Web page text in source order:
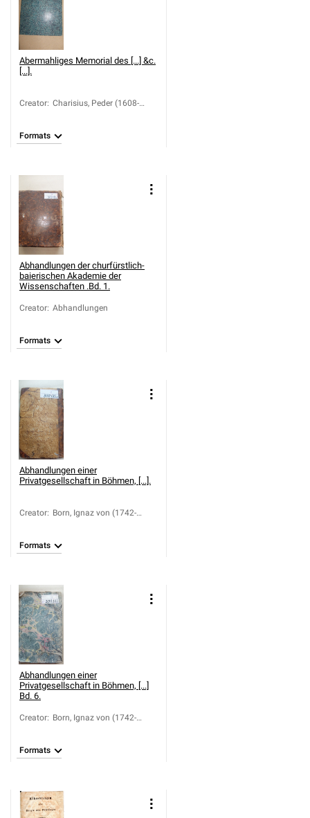
Abermahliges Memorial des [...] &c.
[...].
Creator: Charisius, Peder (1608-
Formats
Abhandlungen der churfürstlich-
baierischen Akademie der
Wissenschaften .Bd. 1.
Creator: Abhandlungen
Formats
Abhandlungen einer
Privatgesellschaft in Böhmen, [...].
Creator: Born, Ignaz von (1742-
Formats
Abhandlungen einer
Privatgesellschaft in Böhmen, [...]
Bd. 6.
Creator: Born, Ignaz von (1742-
Formats